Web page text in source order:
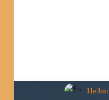
Pedagogia Crítica e